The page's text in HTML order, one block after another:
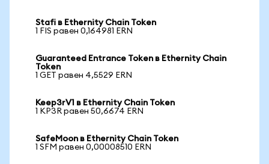
Stafi в Ethernity Chain Token
1 FIS равен 0,164981 ERN
Guaranteed Entrance Token в Ethernity Chain
Token
1 GET равен 4,5529 ERN
Keep3rV1 в Ethernity Chain Token
1 KP3R равен 50,6674 ERN
SafeMoon в Ethernity Chain Token
1 SFM равен 0,00008510 ERN